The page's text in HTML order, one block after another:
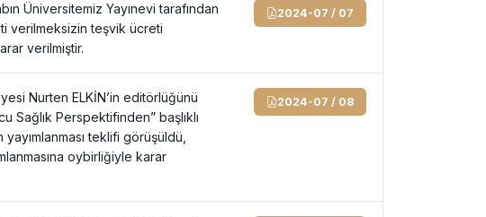
Üniversitemiz Yayınevi tarafından
verilmeksizin teşvik ücreti
verilmiştir.
2024-07 / 07
Nurten ELKİN’in editörlüğünü
Sağlık Perspektifinden” başlıklı
teklifi görüşüldü,
oybirliğiyle karar
2024-07 / 08